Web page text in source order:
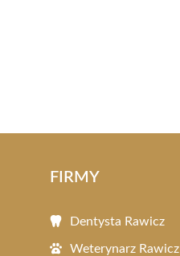
FIRMY
Dentysta Rawicz
Weterynarz Rawicz